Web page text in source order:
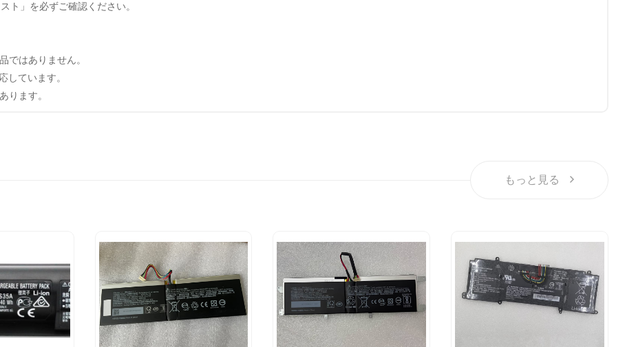
ト」を必ずご確認ください。
ではありません。
しています。
ります。
もっと見る